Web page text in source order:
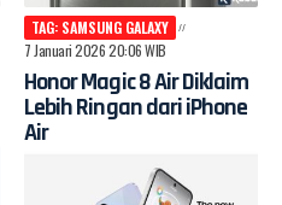
TAG: SAMSUNG GALAXY
7 Januari 2026 20:06 WIB
Honor Magic 8 Air Diklaim
Lebih Ringan dari iPhone
Air